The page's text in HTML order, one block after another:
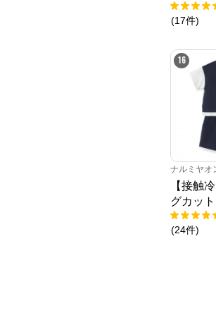
(17件)
16
ナルミヤオ
【接触
グカッ
(24件)